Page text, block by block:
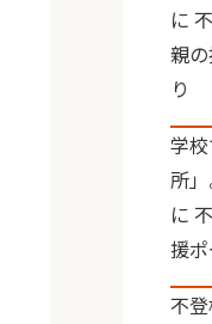
に
親
り
学
所
に
援
不